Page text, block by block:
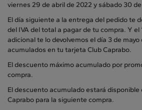
viernes 29 de abril de 2022 y sábado 30
El día siguiente a la entrega del pedido te
del IVA del total a pagar de tu compra. Y
adicional te lo devolvemos el día 3 de
acumulados en tu tarjeta Club Caprabo.
El descuento máximo acumulado por
compra.
El descuento acumulado estará disponible
Caprabo para la siguiente compra.